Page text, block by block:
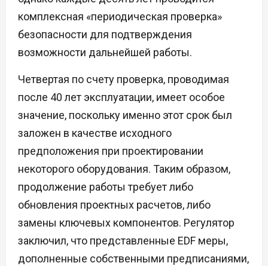
комплексная «периодическая проверка»
безопасности для подтверждения
возможности дальнейшей работы.
Четвертая по счету проверка, проводимая
после 40 лет эксплуатации, имеет особое
значение, поскольку именно этот срок был
заложен в качестве исходного
предположения при проектировании
некоторого оборудования. Таким образом,
продолжение работы требует либо
обновления проектных расчетов, либо
замены ключевых компонентов. Регулятор
заключил, что представленные EDF меры,
дополненные собственными предписаниями,